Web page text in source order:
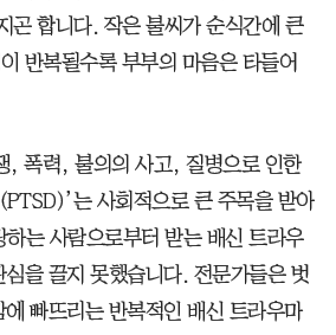
곤 합니다. 작은 불씨가 순식간에 큰
반복될수록 부부의 마음은 타들어
, 폭력, 불의의 사고, 질병으로 인한
는 사회적으로 큰 주목을 받아
는 사람으로부터 받는 배신 트라우
을 끌지 못했습니다. 전문가들은 벗
빠뜨리는 반복적인 배신 트라우마